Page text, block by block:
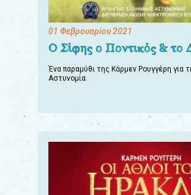
01 Φεβρουαρίου 2021
Ο Σίφης ο Ποντικός & το
Ένα παραμύθι της Κάρμεν Ρουγγέρη για
Αστυνομία